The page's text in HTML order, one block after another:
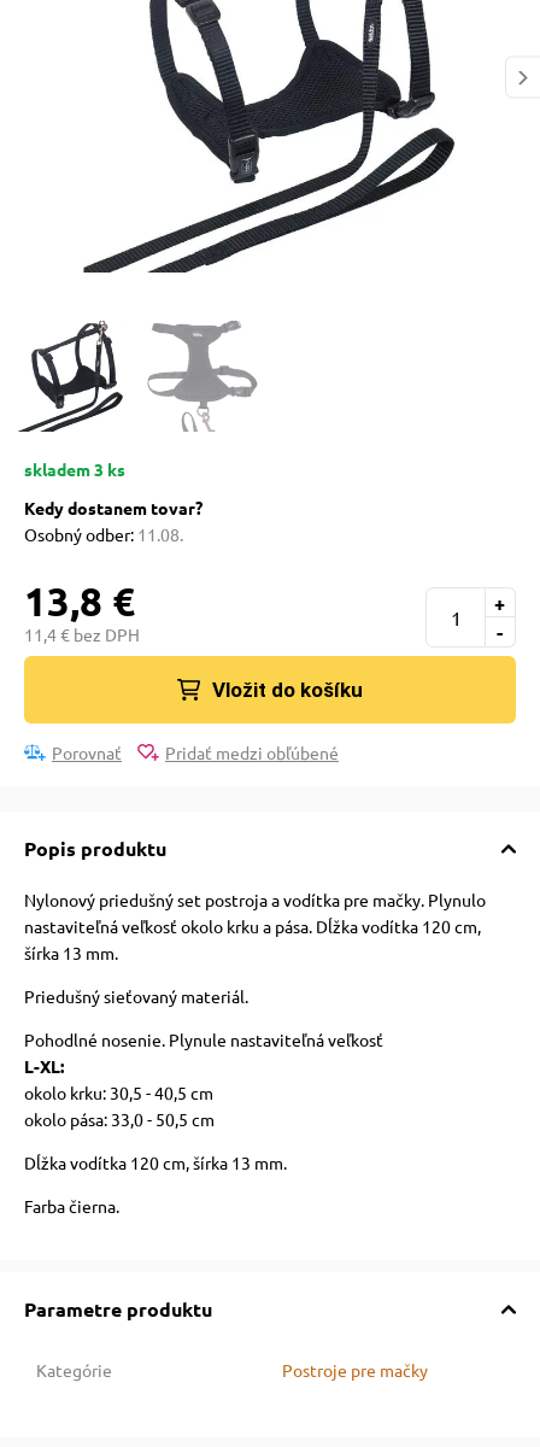
psov
pre psov
ohlávky
psov
so psom
poukazy
skladem 3 ks
Kedy dostanem tovar?
Osobný odber: 11.08.
13,8 €
11,4 € bez DPH -
+
Vložit do košíku
Porovnať Pridať medzi obľúbené
Popis produktu
Nylonový priedušný set postroja a vodítka pre mačky. Plynulo
nastaviteľná veľkosť okolo krku a pása. Dĺžka vodítka 120 cm,
šírka 13 mm.
Priedušný sieťovaný materiál.
Pohodlné nosenie. Plynule nastaviteľná veľkosť
L-XL:
okolo krku: 30,5 - 40,5 cm
okolo pása: 33,0 - 50,5 cm
Dĺžka vodítka 120 cm, šírka 13 mm.
Farba čierna.
Parametre produktu
Kategórie Postroje pre mačky